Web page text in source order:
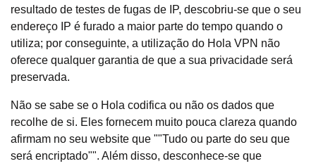
resultado de testes de fugas de IP, descobriu-se que o seu
endereço IP é furado a maior parte do tempo quando o
utiliza; por conseguinte, a utilização do Hola VPN não
oferece qualquer garantia de que a sua privacidade será
preservada.
Não se sabe se o Hola codifica ou não os dados que
recolhe de si. Eles fornecem muito pouca clareza quando
afirmam no seu website que ""Tudo ou parte do seu que
será encriptado"". Além disso, desconhece-se que